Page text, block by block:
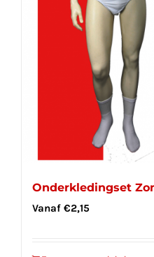
Onderkledingset
Vanaf €2,15